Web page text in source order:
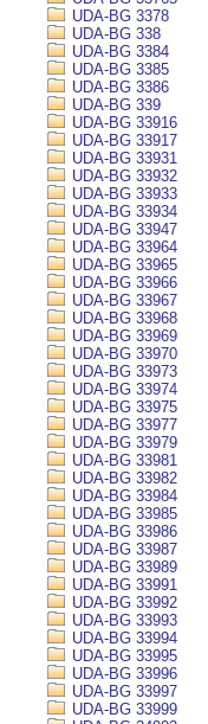
UDA-BG 3378
UDA-BG 338
UDA-BG 3384
UDA-BG 3385
UDA-BG 3386
UDA-BG 339
UDA-BG 33916
UDA-BG 33917
UDA-BG 33931
UDA-BG 33932
UDA-BG 33933
UDA-BG 33934
UDA-BG 33947
UDA-BG 33964
UDA-BG 33965
UDA-BG 33966
UDA-BG 33967
UDA-BG 33968
UDA-BG 33969
UDA-BG 33970
UDA-BG 33973
UDA-BG 33974
UDA-BG 33975
UDA-BG 33977
UDA-BG 33979
UDA-BG 33981
UDA-BG 33982
UDA-BG 33984
UDA-BG 33985
UDA-BG 33986
UDA-BG 33987
UDA-BG 33989
UDA-BG 33991
UDA-BG 33992
UDA-BG 33993
UDA-BG 33994
UDA-BG 33995
UDA-BG 33996
UDA-BG 33997
UDA-BG 33999